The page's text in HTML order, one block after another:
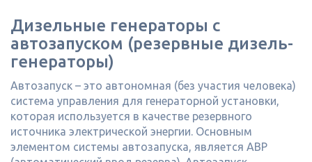
Дизельные генераторы с
автозапуском (резервные дизель-
генераторы)
Автозапуск – это автономная (без участия человека)
система управления для генераторной установки,
которая используется в качестве резервного
источника электрической энергии. Основным
элементом системы автозапуска, является АВР